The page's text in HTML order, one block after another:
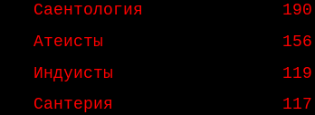
Саентология 190
Атеисты 156
Индуисты 119
Сантерия 117